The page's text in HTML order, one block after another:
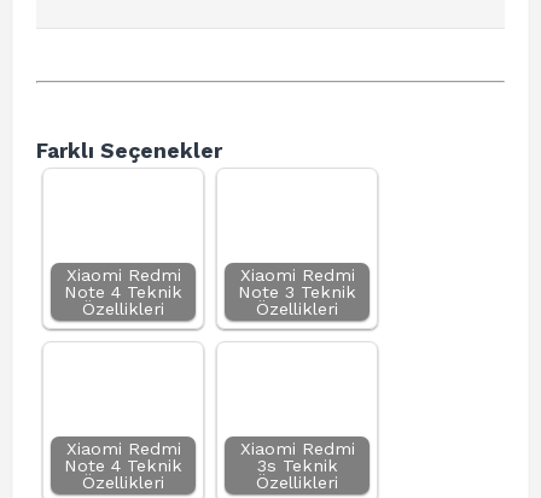
Farklı Seçenekler
Xiaomi Redmi
Note 4 Teknik
Özellikleri
Xiaomi Redmi
Note 3 Teknik
Özellikleri
Xiaomi Redmi
Note 4 Teknik
Özellikleri
Xiaomi Redmi
3s Teknik
Özellikleri